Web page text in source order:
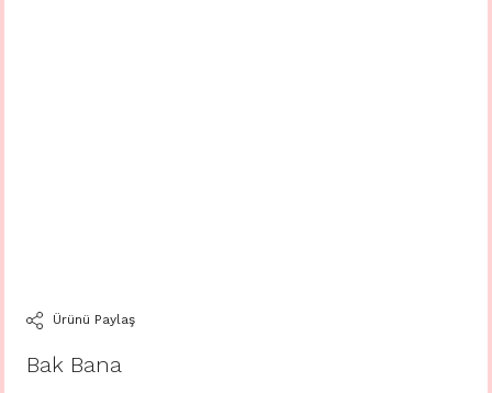
Ürünü Paylaş
Bak Bana